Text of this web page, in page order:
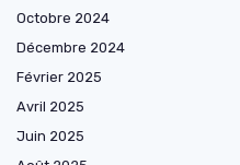
Octobre 2024
Décembre 2024
Février 2025
Avril 2025
Juin 2025